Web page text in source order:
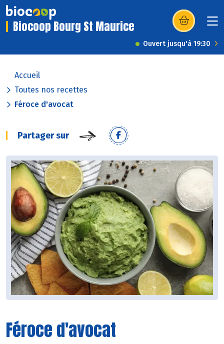
Biocoop Bourg St Maurice (s’ouvre dans
Ouvert jusqu'à 19:30
Accueil
Toutes nos recettes
Féroce d'avocat
Partager sur
Féroce d'avocat